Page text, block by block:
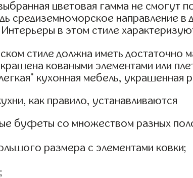
цветовая гамма не смогут
средиземноморское направление в
в этом стиле
стиле должна иметь
коваными элементами или
кухонная мебель, украшенная
как правило, устанавливаются
буфеты со множеством разных
размера с элементами ковки;